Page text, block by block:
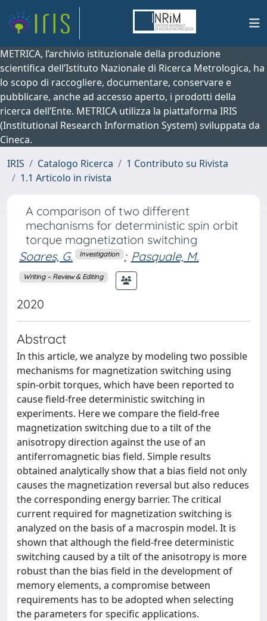
METRICA, l’archivio istituzionale della produzione
scientifica dell’Istituto Nazionale di Ricerca Metrologica, ha
lo scopo di raccogliere, documentare, conservare e
pubblicare, anche ad accesso aperto, i prodotti della
ricerca dell’Ente. METRICA utilizza la piattaforma IRIS
(Institutional Research Information System) sviluppata da
Cineca.
IRIS
Catalogo Ricerca
1 Contributo su Rivista
1.1 Articolo in rivista
A comparison of two different
mechanisms for deterministic spin orbit
torque magnetization switching
Soares, G.
Investigation ; Pasquale, M.
Writing – Review & Editing
2020
Abstract
In this article, we analyze by modeling two possible
mechanisms for magnetization switching using
spin-orbit torques, which have been reported to
cause field-free deterministic switching in
experiments. Here we compare the field-free
magnetization switching due to a tilt of the
anisotropy direction against the use of an
antiferromagnetic bias field. Simple results
obtained analytically show that a bias field not only
causes the magnetization reversal but also reduces
the corresponding energy barrier. The critical
current required for magnetization switching is
analyzed on the basis of a macrospin model. It is
shown that although the field-free deterministic
switching caused by a tilt of the anisotropy is more
robust than the bias field in the development of
memory elements, a compromise between
requirements has to be adopted when selecting
the parameters for specific applications.